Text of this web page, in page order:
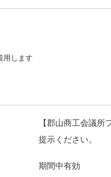
用します
【郡山商工会議
提示ください。
期間中有効